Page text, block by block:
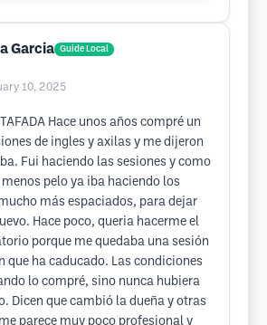
Garcia Guide Local
10, 2025
Hace unos años compré un
de ingles y axilas y me dijeron
Fui haciendo las sesiones y como
pelo ya iba haciendo los
más espaciados, para dejar
Hace poco, queria hacerme el
porque me quedaba una sesión
que ha caducado. Las condiciones
lo compré, sino nunca hubiera
Dicen que cambió la dueña y otras
parece muy poco profesional y